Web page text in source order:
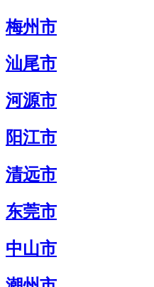
梅州市
汕尾市
河源市
阳江市
清远市
东莞市
中山市